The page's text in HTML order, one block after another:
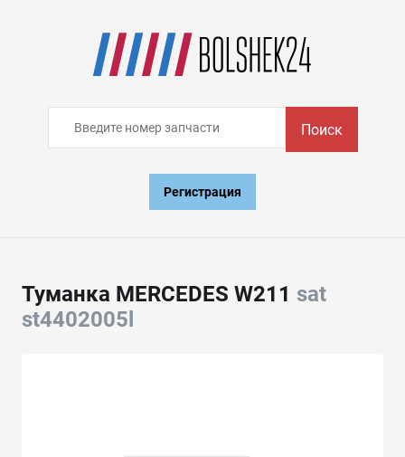
Поиск
Регистрация
Туманка MERCEDES W211 sat
st4402005l